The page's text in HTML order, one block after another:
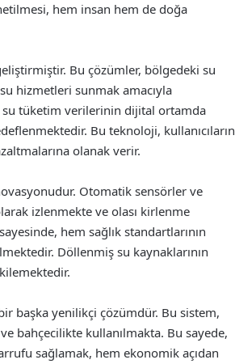
hem insan hem de doğa
Bu çözümler, bölgedeki su
hizmetleri sunmak amacıyla
su tüketim verilerinin dijital ortamda
Bu teknoloji, kullanıcıların
olanak verir.
Otomatik sensörler ve
izlenmekte ve olası kirlenme
hem sağlık standartlarının
Döllenmiş su kaynaklarının
başka yenilikçi çözümdür. Bu sistem,
bahçecilikte kullanılmakta. Bu sayede,
sağlamak, hem ekonomik açıdan